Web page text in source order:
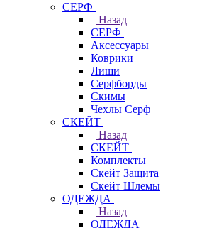
СЕРФ
Назад
СЕРФ
Аксессуары
Коврики
Лиши
Серфборды
Скимы
Чехлы Cерф
СКЕЙТ
Назад
СКЕЙТ
Комплекты
Скейт Защита
Скейт Шлемы
ОДЕЖДА
Назад
ОДЕЖДА